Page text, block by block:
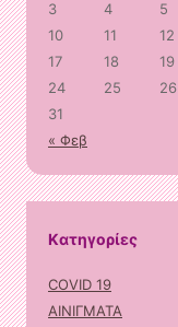
3
4 5
10
11 12
17
18 19
24
25 26
31
« Φεβ
Kατηγορίες
COVID 19
ΑΙΝΙΓΜΑΤΑ